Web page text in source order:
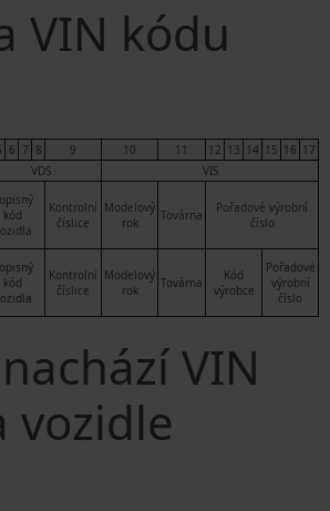
VIN kódu
6 7 8 9 10 11 12 13 14 15 16 17
VDS
VIS
kód
Kontrolní
číslice
Modelový
rok
Továrna
Pořadové výrobní
číslo
kód
Kontrolní
číslice
Modelový
rok
Továrna
Kód
výrobce
Pořadové
výrobní
číslo
VIN
vozidle